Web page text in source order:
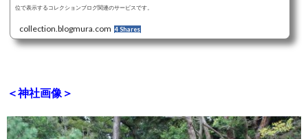
位で表示するコレクションブログ関連のサービスです。
collection.blogmura.com 4 Shares
＜神社画像＞